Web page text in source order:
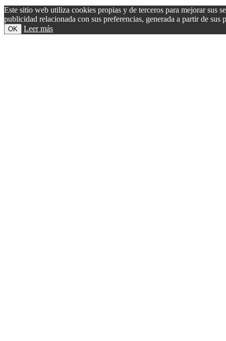
Este sitio web utiliza cookies propias y de terceros para mejorar sus
publicidad relacionada con sus preferencias, generada a partir de
OK Leer más